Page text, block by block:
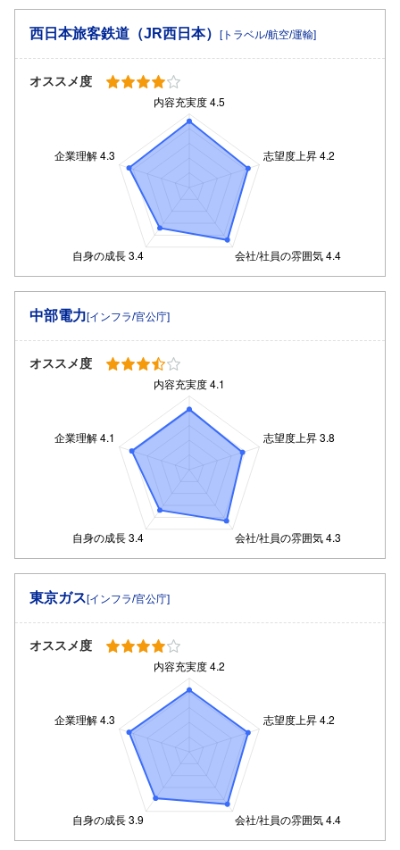
西日本旅客鉄道（JR西日本） [トラベル/航空/運輸]
オススメ度
中部電力[インフラ/官公庁]
オススメ度
東京ガス[インフラ/官公庁]
オススメ度